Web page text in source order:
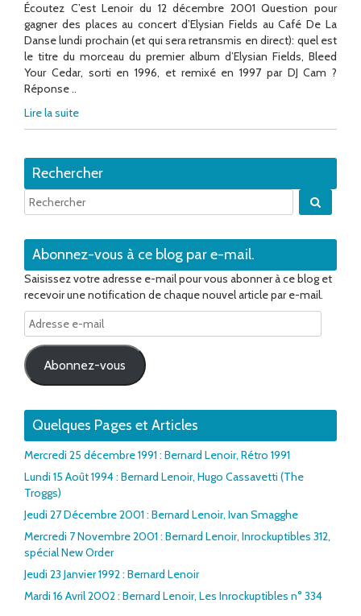
Écoutez C’est Lenoir du 12 décembre 2001 Question pour
gagner des places au concert d’Elysian Fields au Café De La
Danse lundi prochain (et qui sera retransmis en direct): quel est
le titre du morceau du premier album d’Elysian Fields, Bleed
Your Cedar, sorti en 1996, et remixé en 1997 par DJ Cam ?
Réponse ..
Lire la suite
Rechercher
Abonnez-vous à ce blog par e-mail.
Saisissez votre adresse e-mail pour vous abonner à ce blog et
recevoir une notification de chaque nouvel article par e-mail.
Adresse
e-
mail
Abonnez-vous
Quelques Pages et Articles
Mercredi 25 décembre 1991 : Bernard Lenoir, Rétro 1991
Lundi 15 Août 1994 : Bernard Lenoir, Hugo Cassavetti (The
Troggs)
Jeudi 27 Décembre 2001 : Bernard Lenoir, Ivan Smagghe
Mercredi 7 Novembre 2001 : Bernard Lenoir, Inrockuptibles 312,
spécial New Order
Jeudi 23 Janvier 1992 : Bernard Lenoir
Mardi 16 Avril 2002 : Bernard Lenoir, Les Inrockuptibles n° 334